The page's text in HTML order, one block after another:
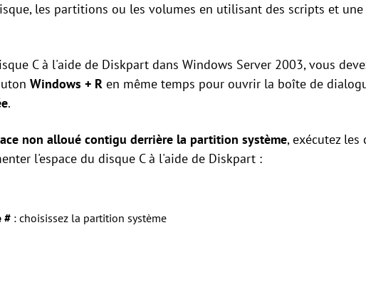
les partitions ou les volumes en utilisant des scripts et
C à l'aide de Diskpart dans Windows Server 2003, vous
Windows + R en même temps pour ouvrir la boîte de
.
non alloué contigu derrière la partition système, exécutez
l'espace du disque C à l'aide de Diskpart :
# : choisissez la partition système